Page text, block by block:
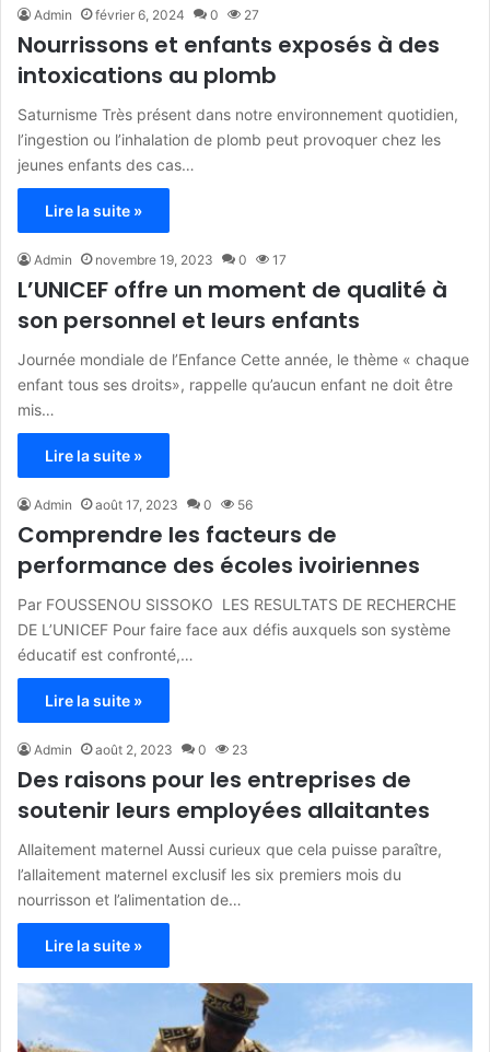
Admin février 6, 2024 0 27
Nourrissons et enfants exposés à des
intoxications au plomb
Saturnisme Très présent dans notre environnement quotidien,
l’ingestion ou l’inhalation de plomb peut provoquer chez les
jeunes enfants des cas…
Lire la suite »
Admin novembre 19, 2023 0 17
L’UNICEF offre un moment de qualité à
son personnel et leurs enfants
Journée mondiale de l’Enfance Cette année, le thème « chaque
enfant tous ses droits», rappelle qu’aucun enfant ne doit être
mis…
Lire la suite »
Admin août 17, 2023 0 56
Comprendre les facteurs de
performance des écoles ivoiriennes
Par FOUSSENOU SISSOKO LES RESULTATS DE RECHERCHE
DE L’UNICEF Pour faire face aux défis auxquels son système
éducatif est confronté,…
Lire la suite »
Admin août 2, 2023 0 23
Des raisons pour les entreprises de
soutenir leurs employées allaitantes
Allaitement maternel Aussi curieux que cela puisse paraître,
l’allaitement maternel exclusif les six premiers mois du
nourrisson et l’alimentation de…
Lire la suite »